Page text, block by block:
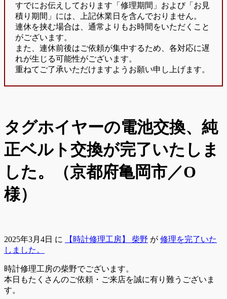
すでにお伝えしております「修理期間」および「お見
積り期間」には、上記休業日を含んでおりません。
連休を挟む場合は、通常よりもお時間をいただくこと
がございます。
また、連休前後はご依頼が集中するため、各対応に遅
れが生じる可能性がございます。
重ねてご了承いただけますようお願い申し上げます。
タグホイヤーの電池交換、純
正ベルト交換が完了いたしま
した。（京都府亀岡市／O
様）
2025年3月4日 に 【時計修理工房】 柴野 が 修理を完了いた
しました。
時計修理工房の柴野でございます。
本日もたくさんのご依頼・ご来店を誠に有り難うございま
す。